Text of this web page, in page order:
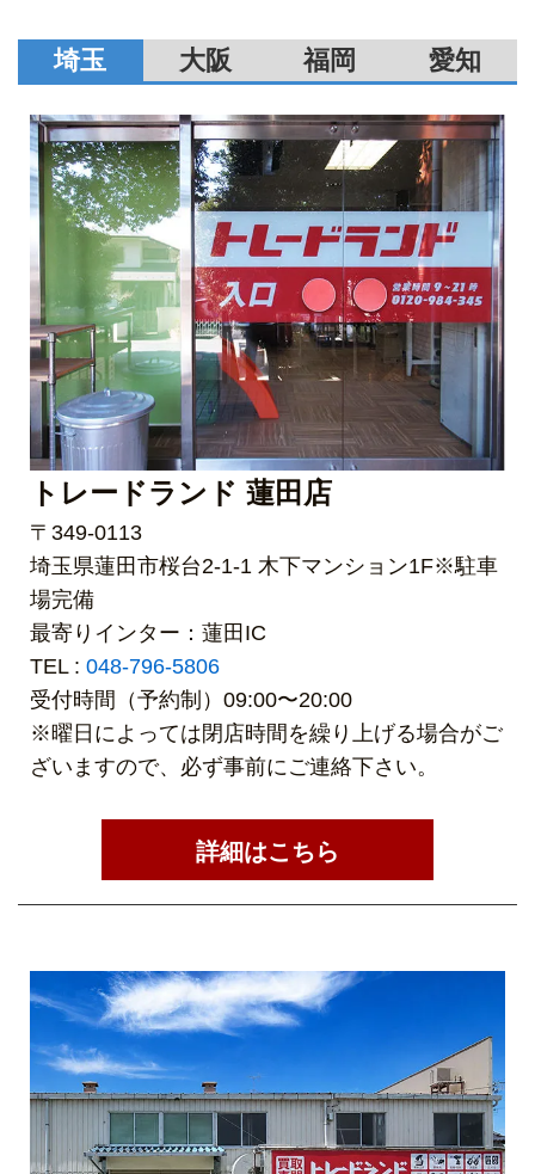
埼玉 大阪 福岡 愛知
トレードランド 蓮田店
〒349-0113
埼玉県蓮田市桜台2-1-1 木下マンション1F※駐車
場完備
最寄りインター：蓮田IC
TEL : 048-796-5806
受付時間（予約制）09:00〜20:00
※曜日によっては閉店時間を繰り上げる場合がご
ざいますので、必ず事前にご連絡下さい。
詳細はこちら